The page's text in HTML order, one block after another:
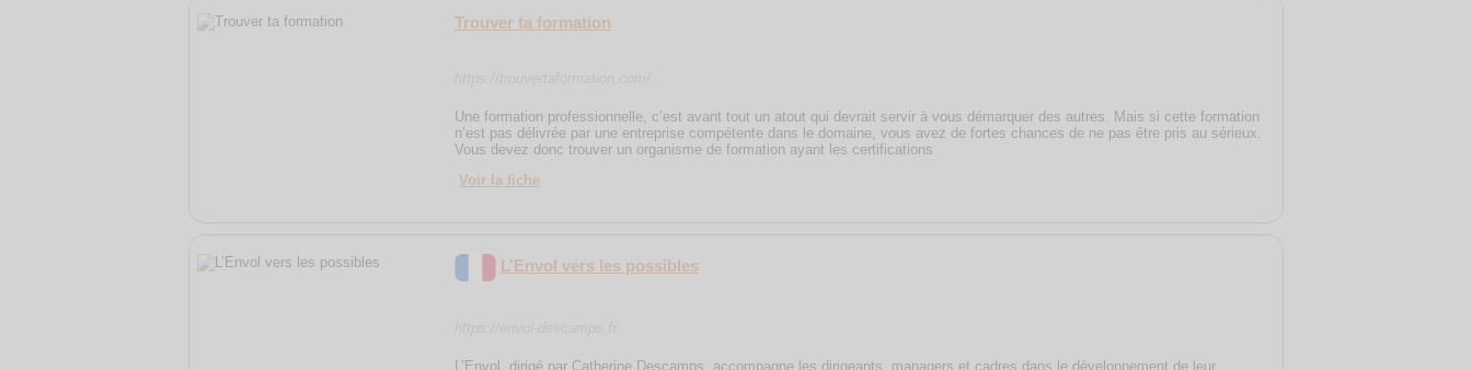
Trouver ta formation
Une formation professionnelle, c’est avant tout un atout qui devrait servir à vous démarquer des autres. Mais si cette formation
n’est pas délivrée par une entreprise compétente dans le domaine, vous avez de fortes chances de ne pas être pris au sérieux.
Vous devez donc trouver un organisme de formation ayant les certifications
Voir la fiche
L’Envol vers les possibles
L’Envol, dirigé par Catherine Descamps, accompagne les dirigeants, managers et cadres dans le développement de leur